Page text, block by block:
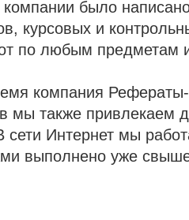
было
курсовых и
по любым предметам
компания
мы также привлекаем
сети Интернет мы
выполнено уже